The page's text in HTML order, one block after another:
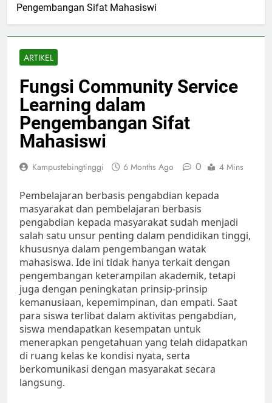
Pengembangan Sifat Mahasiswi
ARTIKEL
Fungsi Community Service
Learning dalam
Pengembangan Sifat
Mahasiswi
Kampustebingtinggi 6 Months Ago 0 4 Mins
Pembelajaran berbasis pengabdian kepada
masyarakat dan pembelajaran berbasis
pengabdian kepada masyarakat sudah menjadi
salah satu unsur penting dalam pendidikan tinggi,
khususnya dalam pengembangan watak
mahasiswa. Ide ini tidak hanya terkait dengan
pengembangan keterampilan akademik, tetapi
juga dengan peningkatan prinsip-prinsip
kemanusiaan, kepemimpinan, dan empati. Saat
para siswa terlibat dalam aktivitas pengabdian,
siswa mendapatkan kesempatan untuk
menerapkan pengetahuan yang telah didapatkan
di ruang kelas ke kondisi nyata, serta
berkomunikasi dengan masyarakat secara
langsung.